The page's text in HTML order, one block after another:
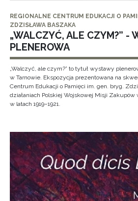
REGIONALNE CENTRUM EDUKACJI O
ZDZISŁAWA BASZAKA
„WALCZYĆ, ALE CZYM?” -
PLENEROWA
„Walczyć, ale czym?” to tytuł wystawy
w Tarnowie. Ekspozycja prezentowana na
Centrum Edukacji o Pamięci im. gen. bryg.
działaniach Polskiej Wojskowej Misji
w latach 1919–1921.